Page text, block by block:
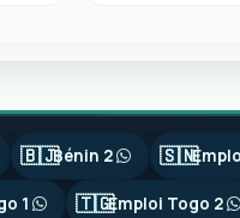
🇧🇯Bénin 2 🇸🇳
1 🇹🇬Emploi Togo 2